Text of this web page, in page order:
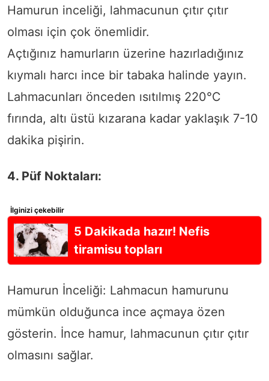
Hamurun inceliği, lahmacunun çıtır çıtır
olması için çok önemlidir.
Açtığınız hamurların üzerine hazırladığınız
kıymalı harcı ince bir tabaka halinde yayın.
Lahmacunları önceden ısıtılmış 220°C
fırında, altı üstü kızarana kadar yaklaşık 7-10
dakika pişirin.
4. Püf Noktaları:
İlginizi çekebilir
5 Dakikada hazır! Nefis
tiramisu topları
Hamurun İnceliği: Lahmacun hamurunu
mümkün olduğunca ince açmaya özen
gösterin. İnce hamur, lahmacunun çıtır çıtır
olmasını sağlar.